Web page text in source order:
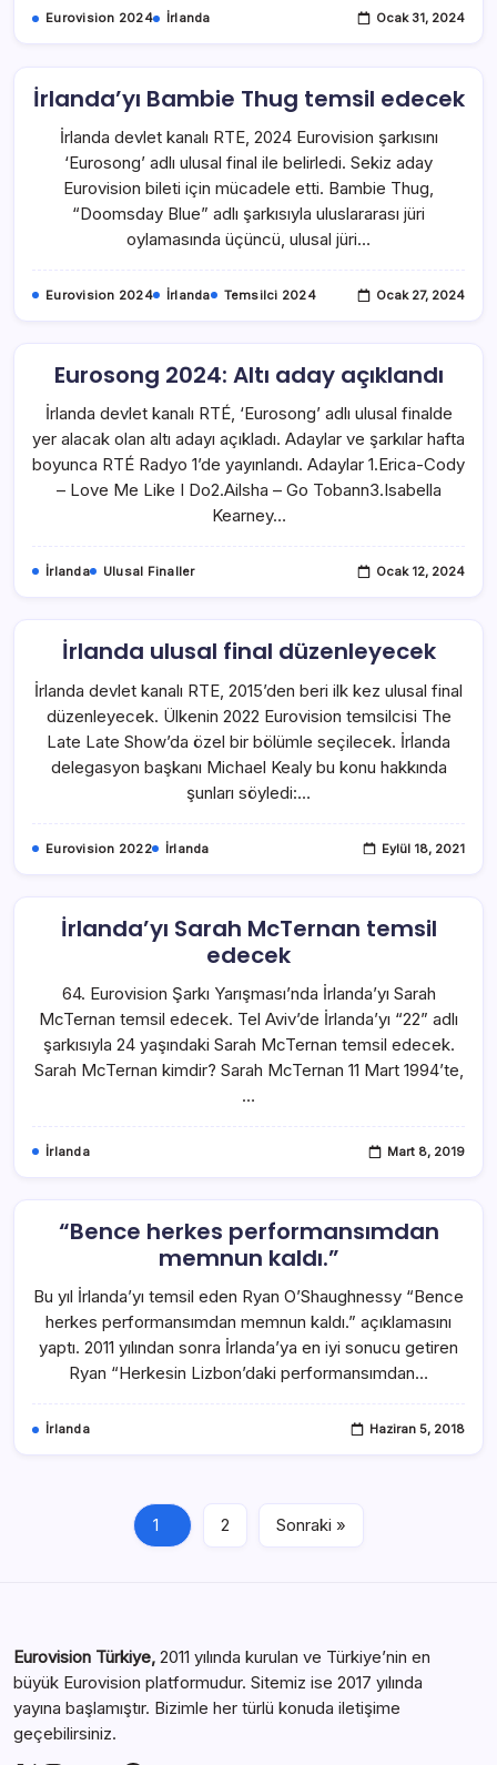
Eurovision 2024 İrlanda Ocak 31, 2024
İrlanda’yı Bambie Thug temsil edecek
İrlanda devlet kanalı RTE, 2024 Eurovision şarkısını
‘Eurosong’ adlı ulusal final ile belirledi. Sekiz aday
Eurovision bileti için mücadele etti. Bambie Thug,
“Doomsday Blue” adlı şarkısıyla uluslararası jüri
oylamasında üçüncü, ulusal jüri…
Eurovision 2024 İrlanda Temsilci 2024 Ocak 27, 2024
Eurosong 2024: Altı aday açıklandı
İrlanda devlet kanalı RTÉ, ‘Eurosong’ adlı ulusal finalde
yer alacak olan altı adayı açıkladı. Adaylar ve şarkılar hafta
boyunca RTÉ Radyo 1’de yayınlandı. Adaylar 1.Erica-Cody
– Love Me Like I Do2.Ailsha – Go Tobann3.Isabella
Kearney…
İrlanda Ulusal Finaller Ocak 12, 2024
İrlanda ulusal final düzenleyecek
İrlanda devlet kanalı RTE, 2015’den beri ilk kez ulusal final
düzenleyecek. Ülkenin 2022 Eurovision temsilcisi The
Late Late Show’da özel bir bölümle seçilecek. İrlanda
delegasyon başkanı Michael Kealy bu konu hakkında
şunları söyledi:…
Eurovision 2022 İrlanda Eylül 18, 2021
İrlanda’yı Sarah McTernan temsil
edecek
64. Eurovision Şarkı Yarışması’nda İrlanda’yı Sarah
McTernan temsil edecek. Tel Aviv’de İrlanda’yı “22” adlı
şarkısıyla 24 yaşındaki Sarah McTernan temsil edecek.
Sarah McTernan kimdir? Sarah McTernan 11 Mart 1994’te,
…
İrlanda Mart 8, 2019
“Bence herkes performansımdan
memnun kaldı.”
Bu yıl İrlanda’yı temsil eden Ryan O’Shaughnessy “Bence
herkes performansımdan memnun kaldı.” açıklamasını
yaptı. 2011 yılından sonra İrlanda’ya en iyi sonucu getiren
Ryan “Herkesin Lizbon’daki performansımdan…
İrlanda Haziran 5, 2018
1 2 Sonraki »
Eurovision Türkiye, 2011 yılında kurulan ve Türkiye’nin en
büyük Eurovision platformudur. Sitemiz ise 2017 yılında
yayına başlamıştır. Bizimle her türlü konuda iletişime
geçebilirsiniz.